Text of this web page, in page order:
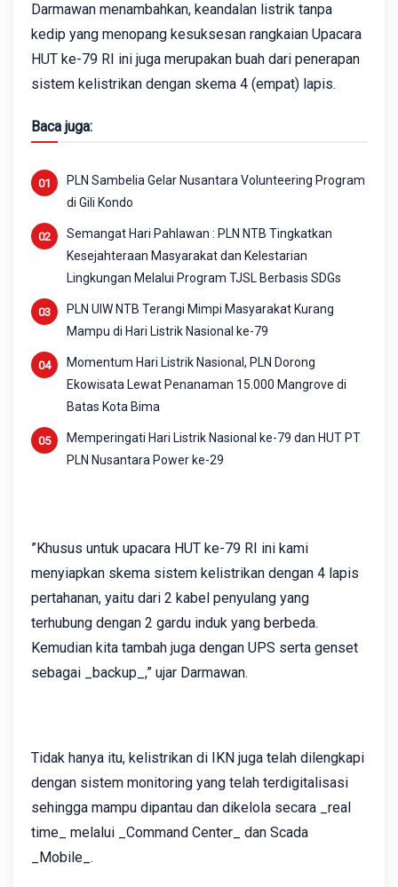
Darmawan menambahkan, keandalan listrik tanpa
kedip yang menopang kesuksesan rangkaian Upacara
HUT ke-79 RI ini juga merupakan buah dari penerapan
sistem kelistrikan dengan skema 4 (empat) lapis.
Baca juga:
PLN Sambelia Gelar Nusantara Volunteering Program
di Gili Kondo
Semangat Hari Pahlawan : PLN NTB Tingkatkan
Kesejahteraan Masyarakat dan Kelestarian
Lingkungan Melalui Program TJSL Berbasis SDGs
PLN UIW NTB Terangi Mimpi Masyarakat Kurang
Mampu di Hari Listrik Nasional ke-79
Momentum Hari Listrik Nasional, PLN Dorong
Ekowisata Lewat Penanaman 15.000 Mangrove di
Batas Kota Bima
Memperingati Hari Listrik Nasional ke-79 dan HUT PT
PLN Nusantara Power ke-29
”Khusus untuk upacara HUT ke-79 RI ini kami
menyiapkan skema sistem kelistrikan dengan 4 lapis
pertahanan, yaitu dari 2 kabel penyulang yang
terhubung dengan 2 gardu induk yang berbeda.
Kemudian kita tambah juga dengan UPS serta genset
sebagai _backup_,” ujar Darmawan.
Tidak hanya itu, kelistrikan di IKN juga telah dilengkapi
dengan sistem monitoring yang telah terdigitalisasi
sehingga mampu dipantau dan dikelola secara _real
time_ melalui _Command Center_ dan Scada
_Mobile_.